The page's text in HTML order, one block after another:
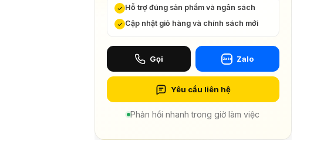
Hỗ trợ đúng sản phẩm và ngân sách
Cập nhật giỏ hàng và chính sách mới
Gọi Zalo Zalo
Yêu cầu liên hệ
Phản hồi nhanh trong giờ làm việc